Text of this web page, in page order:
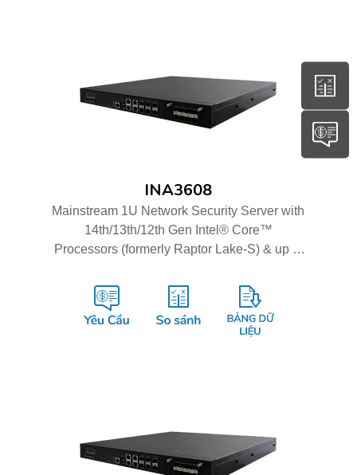
INA3608
Mainstream 1U Network Security Server with
14th/13th/12th Gen Intel® Core™
Processors (formerly Raptor Lake-S) & up to